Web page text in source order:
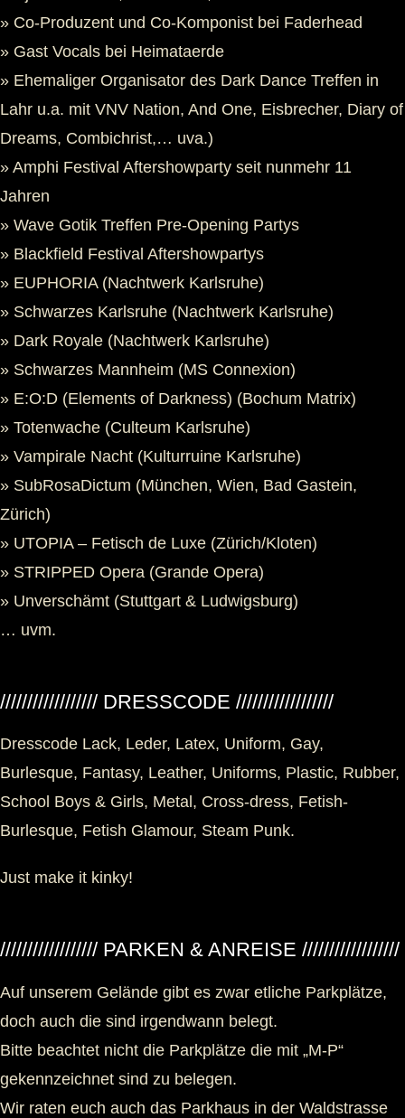
» Co-Produzent und Co-Komponist bei Faderhead
» Gast Vocals bei Heimataerde
» Ehemaliger Organisator des Dark Dance Treffen in
Lahr u.a. mit VNV Nation, And One, Eisbrecher, Diary of
Dreams, Combichrist,… uva.)
» Amphi Festival Aftershowparty seit nunmehr 11
Jahren
» Wave Gotik Treffen Pre-Opening Partys
» Blackfield Festival Aftershowpartys
» EUPHORIA (Nachtwerk Karlsruhe)
» Schwarzes Karlsruhe (Nachtwerk Karlsruhe)
» Dark Royale (Nachtwerk Karlsruhe)
» Schwarzes Mannheim (MS Connexion)
» E:O:D (Elements of Darkness) (Bochum Matrix)
» Totenwache (Culteum Karlsruhe)
» Vampirale Nacht (Kulturruine Karlsruhe)
» SubRosaDictum (München, Wien, Bad Gastein,
Zürich)
» UTOPIA – Fetisch de Luxe (Zürich/Kloten)
» STRIPPED Opera (Grande Opera)
» Unverschämt (Stuttgart & Ludwigsburg)
… uvm.
////////////////// DRESSCODE //////////////////
Dresscode Lack, Leder, Latex, Uniform, Gay,
Burlesque, Fantasy, Leather, Uniforms, Plastic, Rubber,
School Boys & Girls, Metal, Cross-dress, Fetish-
Burlesque, Fetish Glamour, Steam Punk.
Just make it kinky!
////////////////// PARKEN & ANREISE //////////////////
Auf unserem Gelände gibt es zwar etliche Parkplätze,
doch auch die sind irgendwann belegt.
Bitte beachtet nicht die Parkplätze die mit „M-P“
gekennzeichnet sind zu belegen.
Wir raten euch auch das Parkhaus in der Waldstrasse